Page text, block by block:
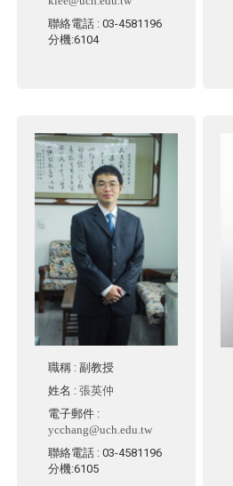
聯絡電話 : 03-4581196
分機:6104
職稱 : 副教授
姓名 :張英仲
電子郵件 :
ycchang@uch.edu.tw
聯絡電話 : 03-4581196
分機:6105